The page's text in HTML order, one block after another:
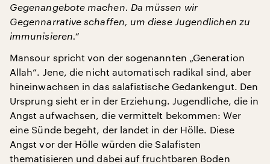
Gegenangebote machen. Da müssen wir
Gegennarrative schaffen, um diese Jugendlichen zu
immunisieren.“
Mansour spricht von der sogenannten „Generation
Allah“. Jene, die nicht automatisch radikal sind, aber
hineinwachsen in das salafistische Gedankengut. Den
Ursprung sieht er in der Erziehung. Jugendliche, die in
Angst aufwachsen, die vermittelt bekommen: Wer
eine Sünde begeht, der landet in der Hölle. Diese
Angst vor der Hölle würden die Salafisten
thematisieren und dabei auf fruchtbaren Boden